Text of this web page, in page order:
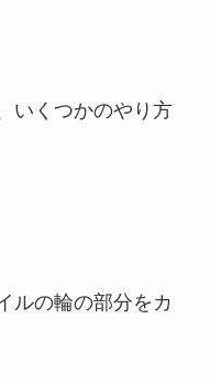
いくつかのやり方
ルの輪の部分をカ